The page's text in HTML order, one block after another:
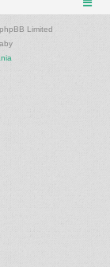
Limited